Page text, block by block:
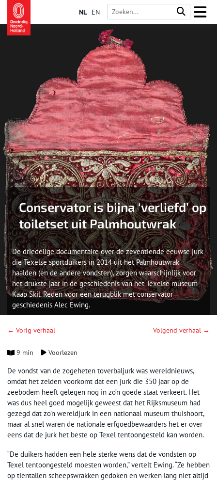
NL EN
Conservator is bijna ‘verliefd’ op
toiletset uit Palmhoutwrak
De driedelige documentaire over de zeventiende eeuwse jurk
die Texelse sportduikers in 2014 uit het Palmhoutwrak
haalden (en de andere vondsten), zorgen waarschijnlijk voor
het drukste jaar in de geschiedenis van het Texelse museum
Kaap Skil. Reden voor een terugblik met conservator
geschiedenis Alec Ewing.
← Vorig verhaal Volgend verhaal →
9 min Voorlezen
De vondst van de zogeheten toverbaljurk was wereldnieuws,
omdat het zelden voorkomt dat een jurk die 350 jaar op de
zeebodem heeft gelegen nog in zo’n goede staat verkeert. Het
was dus heel goed mogelijk geweest dat het Rijksmuseum had
gezegd dat zo’n wereldjurk in een nationaal museum thuishoort,
maar al snel waren de nationale erfgoedbewaarders het er over
eens dat de jurk het beste op Texel tentoongesteld kan worden.
“De duikers hadden een hele sterke wens dat de vondsten op
Texel tentoongesteld moesten worden,” vertelt Ewing. “Ze hebben
op tientallen scheepswrakken gedoken en werken lang niet altijd